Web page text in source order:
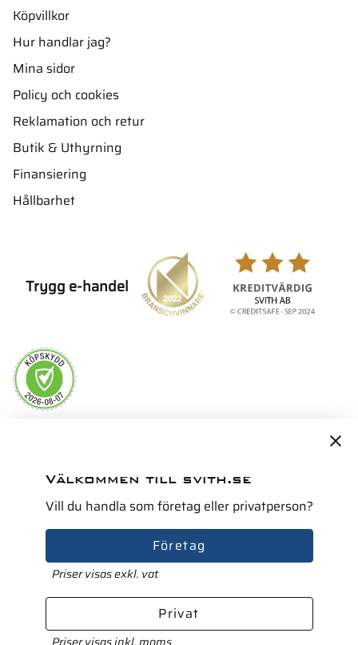
Köpvillkor
Hur handlar jag?
Mina sidor
Policy och cookies
Reklamation och retur
Butik & Uthyrning
Finansiering
Hållbarhet
Trygg e-handel
Välkommen till svith.se
Vill du handla som företag eller privatperson?
Företag
Priser visas exkl. vat
Privat